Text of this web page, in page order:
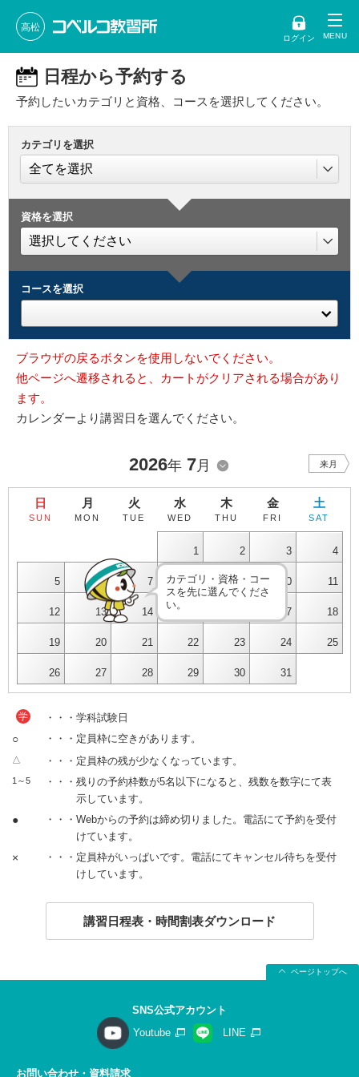
高松
ログイン
日程から予約する
予約したいカテゴリと資格、コースを選択してください。
カテゴリを選択
資格を選択
コースを選択
ブラウザの戻るボタンを使用しないでください。
他ページへ遷移されると、カートがクリアされる場合があり
ます。
カレンダーより講習日を選んでください。
2026年 7月 来月
日
SUN
月
MON
火
TUE
水
WED
木
THU
金
FRI
土
SAT
1 2 3 4
5 6 7 8 9 10 11
12 13 14 17 18
19 20 21 22 23 24 25
26 27 28 29 30 31
カテゴリ・資格・コー
スを先に選んでくださ
い。
学 ・・・学科試験日
○ ・・・定員枠に空きがあります。
△ ・・・定員枠の残が少なくなっています。
1～5
・・・残りの予約枠数が5名以下になると、残数を数字にて表
示しています。
●
・・・Webからの予約は締め切りました。電話にて予約を受付
けています。
×
・・・定員枠がいっぱいです。電話にてキャンセル待ちを受付
けしています。
講習日程表・時間割表ダウンロード
ページトップへ
SNS公式アカウント
Youtube
LINE
お問い合わせ・資料請求